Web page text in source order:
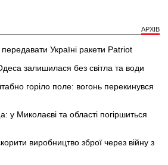
АРХІВ
Україні ракети Patriot
залишилася без світла та води
горіло поле: вогонь перекинувся
у Миколаєві та області погіршиться
виробництво зброї через війну з